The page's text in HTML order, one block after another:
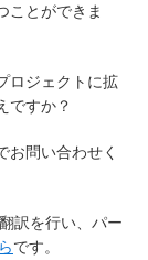
ことができま
ロジェクトに拡
ですか？
お問い合わせく
訳を行い、パー
です。